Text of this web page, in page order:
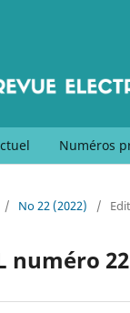
Numéros
/ No 22 (2022) /
numéro 22